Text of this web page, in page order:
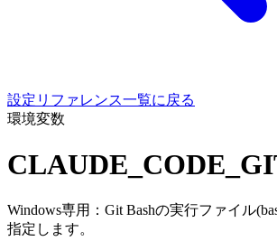
設定リファレンス一覧に戻る
環境変数
Windows専用：Git Bashの実行ファイル
指定します。